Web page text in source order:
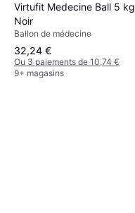
Virtufit Medecine Ball 5 kg
Noir
Ballon de médecine
32,24 €
Ou 3 paiements de 10,74 €
9+ magasins